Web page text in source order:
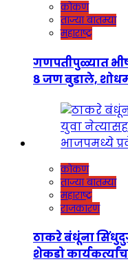
कोकण
ताज्या बातम्या
महाराष्ट्र
गणपतीपुळ्यात
८ जण बुडाले,
कोकण
ताज्या बातम्या
महाराष्ट्र
राजकारण
ठाकरे बंधूंना
शेकडो